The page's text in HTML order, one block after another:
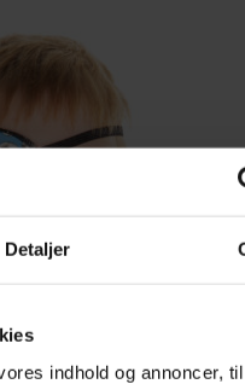
Detaljer
indhold og annoncer,